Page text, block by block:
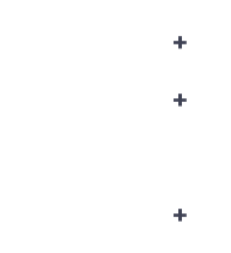
+
+
+